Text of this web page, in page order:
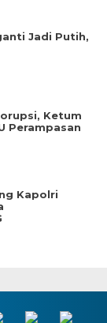
Jadi Putih,
Ketum
Perampasan
Kapolri